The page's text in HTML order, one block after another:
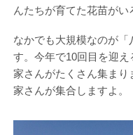
んたちが育てた花苗がい
なかでも大規模なのが
す。今年で10回目を迎
家さんがたくさん集まり
家さんが集合しますよ。